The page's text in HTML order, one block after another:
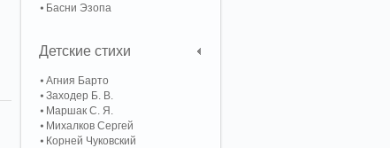
Басни Эзопа
Детские стихи
Агния Барто
Заходер Б. В.
Маршак С. Я.
Михалков Сергей
Корней Чуковский